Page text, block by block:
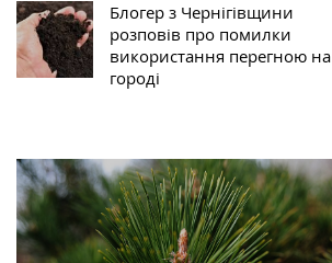
Блогер з Чернігівщини
розповів про помилки
використання перегною на
городі